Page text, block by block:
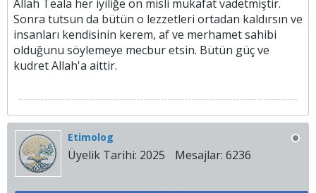
Allah Teala her iyiliğe on misli mükafat vadetmiştir.
Sonra tutsun da bütün o lezzetleri ortadan kaldırsın ve
insanları kendisinin kerem, af ve merhamet sahibi
olduğunu söylemeye mecbur etsin. Bütün güç ve
kudret Allah'a aittir.
Etimolog
Üyelik Tarihi: 2025 Mesajlar: 6236